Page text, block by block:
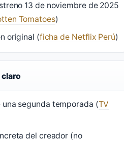
13 de noviembre de 2025
Tomatoes)
original (ficha de Netflix Perú)
claro
segunda temporada (TV
del creador (no